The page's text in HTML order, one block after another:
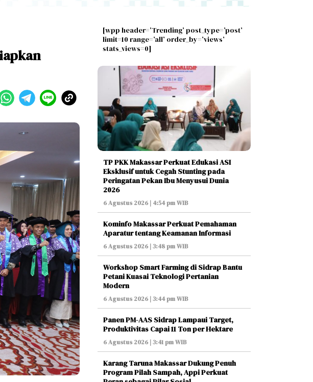
[wpp header=’Trending’ post_type=’post’
limit=10 range=’all’ order_by=’views’
stats_views=0]
TP PKK Makassar Perkuat Edukasi ASI
Eksklusif untuk Cegah Stunting pada
Peringatan Pekan Ibu Menyusui Dunia
2026
6 Agustus 2026 | 4:54 pm WIB
Kominfo Makassar Perkuat Pemahaman
Aparatur tentang Keamanan Informasi
6 Agustus 2026 | 3:48 pm WIB
Workshop Smart Farming di Sidrap Bantu
Petani Kuasai Teknologi Pertanian
Modern
6 Agustus 2026 | 3:44 pm WIB
Panen PM-AAS Sidrap Lampaui Target,
Produktivitas Capai 11 Ton per Hektare
6 Agustus 2026 | 3:41 pm WIB
Karang Taruna Makassar Dukung Penuh
Program Pilah Sampah, Appi Perkuat